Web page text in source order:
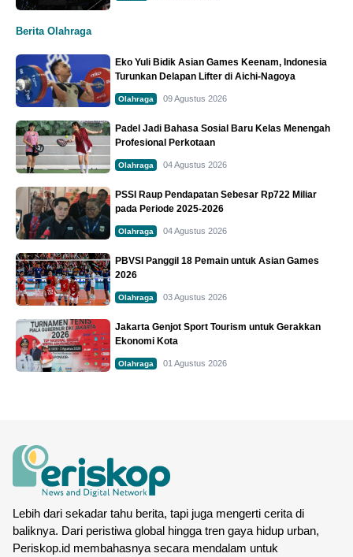
Berita Olahraga
Eko Yuli Bidik Asian Games Keenam, Indonesia
Turunkan Delapan Lifter di Aichi-Nagoya
Olahraga 09 Agustus 2026
Padel Jadi Bahasa Sosial Baru Kelas Menengah
Profesional Perkotaan
Olahraga 04 Agustus 2026
PSSI Raup Pendapatan Sebesar Rp722 Miliar
pada Periode 2025-2026
Olahraga 04 Agustus 2026
PBVSI Panggil 18 Pemain untuk Asian Games
2026
Olahraga 03 Agustus 2026
Jakarta Genjot Sport Tourism untuk Gerakkan
Ekonomi Kota
Olahraga 01 Agustus 2026
Lebih dari sekadar tahu berita, tapi juga mengerti cerita di
baliknya. Dari peristiwa global hingga tren gaya hidup urban,
Periskop.id membahasnya secara mendalam untuk